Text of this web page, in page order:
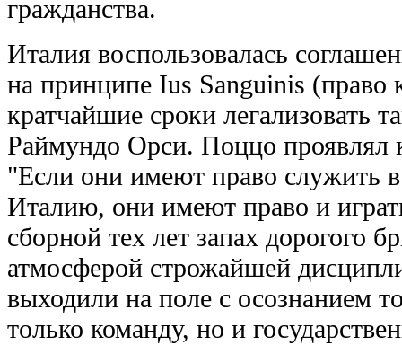
гражданства.
Италия воспользовалась
на принципе Ius Sanguinis (право
кратчайшие сроки легализовать
Раймундо Орси. Поццо проявлял
"Если они имеют право служить
Италию, они имеют право и
сборной тех лет запах дорогого
атмосферой строжайшей
выходили на поле с осознанием
только команду, но и